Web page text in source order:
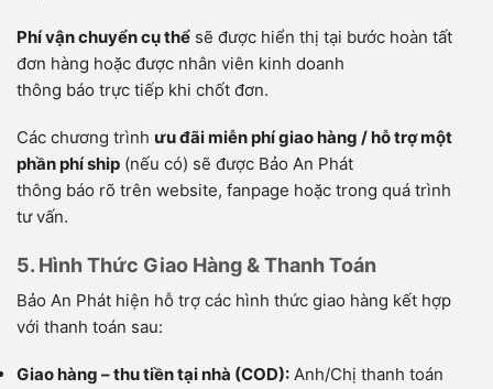
Phí vận chuyển cụ thể sẽ được hiển thị tại bước hoàn tất
đơn hàng hoặc được nhân viên kinh doanh
thông báo trực tiếp khi chốt đơn.
Các chương trình ưu đãi miễn phí giao hàng / hỗ trợ một
phần phí ship (nếu có) sẽ được Bảo An Phát
thông báo rõ trên website, fanpage hoặc trong quá trình
tư vấn.
5. Hình Thức Giao Hàng & Thanh Toán
Bảo An Phát hiện hỗ trợ các hình thức giao hàng kết hợp
với thanh toán sau:
Giao hàng – thu tiền tại nhà (COD): Anh/Chị thanh toán